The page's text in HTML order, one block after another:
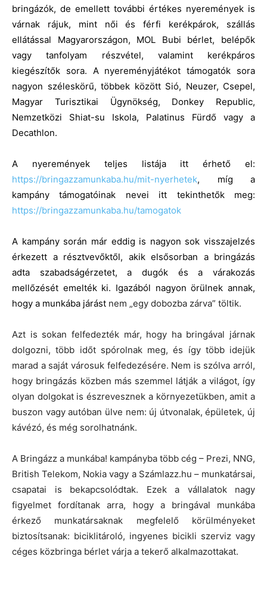
bringázók, de emellett további értékes nyeremények is
várnak rájuk, mint női és férfi kerékpárok, szállás
ellátással Magyarországon, MOL Bubi bérlet, belépők
vagy tanfolyam részvétel, valamint kerékpáros
kiegészítők sora. A nyereményjátékot támogatók sora
nagyon széleskörű, többek között Sió, Neuzer, Csepel,
Magyar Turisztikai Ügynökség, Donkey Republic,
Nemzetközi Shiat-su Iskola, Palatinus Fürdő vagy a
Decathlon.
A nyeremények teljes listája itt érhető el:
https://bringazzamunkaba.hu/mit-nyerhetek, míg a
kampány támogatóinak nevei itt tekinthetők meg:
https://bringazzamunkaba.hu/tamogatok
A kampány során már eddig is nagyon sok visszajelzés
érkezett a résztvevőktől, akik elsősorban a bringázás
adta szabadságérzetet, a dugók és a várakozás
mellőzését emelték ki. Igazából nagyon örülnek annak,
hogy a munkába járást nem „egy dobozba zárva” töltik.
Azt is sokan felfedezték már, hogy ha bringával járnak
dolgozni, több időt spórolnak meg, és így több idejük
marad a saját városuk felfedezésére. Nem is szólva arról,
hogy bringázás közben más szemmel látják a világot, így
olyan dolgokat is észrevesznek a környezetükben, amit a
buszon vagy autóban ülve nem: új útvonalak, épületek, új
kávézó, és még sorolhatnánk.
A Bringázz a munkába! kampányba több cég – Prezi, NNG,
British Telekom, Nokia vagy a Számlazz.hu – munkatársai,
csapatai is bekapcsolódtak. Ezek a vállalatok nagy
figyelmet fordítanak arra, hogy a bringával munkába
érkező munkatársaknak megfelelő körülményeket
biztosítsanak: biciklitároló, ingyenes bicikli szerviz vagy
céges közbringa bérlet várja a tekerő alkalmazottakat.